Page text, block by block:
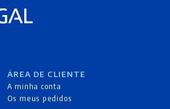
ÁREA DE CLIENTE
A minha conta
Os meus pedidos